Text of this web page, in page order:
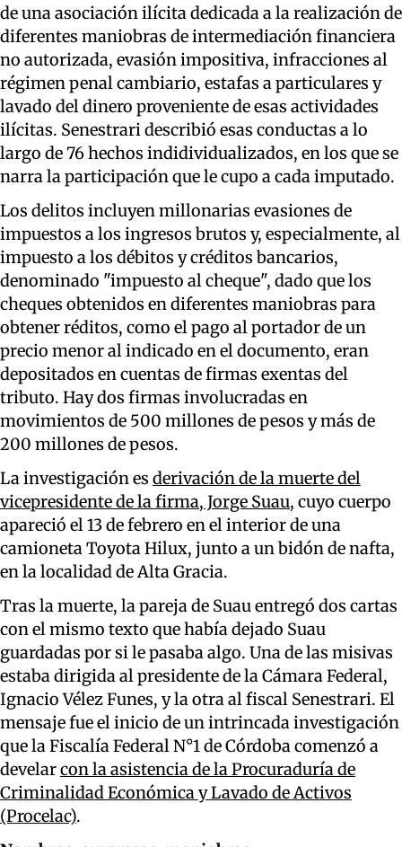
de una asociación ilícita dedicada a la realización de
diferentes maniobras de intermediación financiera
no autorizada, evasión impositiva, infracciones al
régimen penal cambiario, estafas a particulares y
lavado del dinero proveniente de esas actividades
ilícitas. Senestrari describió esas conductas a lo
largo de 76 hechos indidividualizados, en los que se
narra la participación que le cupo a cada imputado.
Los delitos incluyen millonarias evasiones de
impuestos a los ingresos brutos y, especialmente, al
impuesto a los débitos y créditos bancarios,
denominado "impuesto al cheque", dado que los
cheques obtenidos en diferentes maniobras para
obtener réditos, como el pago al portador de un
precio menor al indicado en el documento, eran
depositados en cuentas de firmas exentas del
tributo. Hay dos firmas involucradas en
movimientos de 500 millones de pesos y más de
200 millones de pesos.
La investigación es derivación de la muerte del
vicepresidente de la firma, Jorge Suau, cuyo cuerpo
apareció el 13 de febrero en el interior de una
camioneta Toyota Hilux, junto a un bidón de nafta,
en la localidad de Alta Gracia.
Tras la muerte, la pareja de Suau entregó dos cartas
con el mismo texto que había dejado Suau
guardadas por si le pasaba algo. Una de las misivas
estaba dirigida al presidente de la Cámara Federal,
Ignacio Vélez Funes, y la otra al fiscal Senestrari. El
mensaje fue el inicio de un intrincada investigación
que la Fiscalía Federal N°1 de Córdoba comenzó a
develarcon la asistencia de la Procuraduría de
Criminalidad Económica y Lavado de Activos
(Procelac).